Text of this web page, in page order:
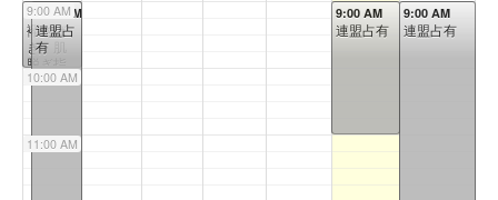
9:00 AM
10:00 AM
11:00 AM
9:00 AM
襷さば
き・肌
脱ぎ指
導会
9:00 AM
連盟占
有
9:00 AM
連盟占有
9:00 AM
連盟占有